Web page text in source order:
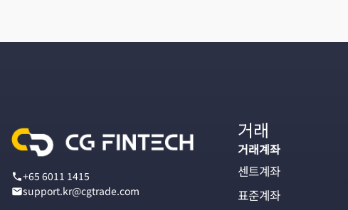
+65 6011 1415
support.kr@cgtrade.com
거래
거래계좌
센트계좌
표준계좌